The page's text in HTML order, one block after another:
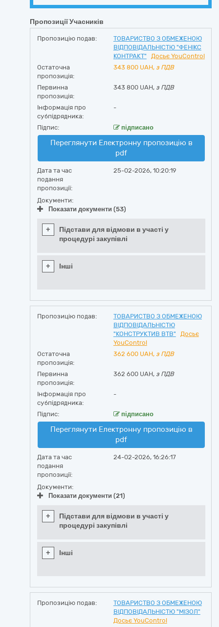
Пропозиції Учасників
Пропозицію подав:
ТОВАРИСТВО З ОБМЕЖЕНОЮ
ВІДПОВІДАЛЬНІСТЮ "ФЕНІКС
КОНТРАКТ"
Досьє YouControl
Остаточна
пропозиція:
343 800 UAH, з ПДВ
Первинна
пропозиція:
343 800 UAH, з ПДВ
Інформація про
субпідрядника:
-
Підпис: підписано
Переглянути Електронну пропозицію в
pdf
Дата та час
подання
пропозиції:
25-02-2026, 10:20:19
Документи:
Показати документи (53)
+
Підстави для відмови в участі у
процедурі закупівлі
+ Інші
Пропозицію подав:
ТОВАРИСТВО З ОБМЕЖЕНОЮ
ВІДПОВІДАЛЬНІСТЮ
"КОНСТРУКТИВ ВТВ"
Досьє
YouControl
Остаточна
пропозиція:
362 600 UAH, з ПДВ
Первинна
пропозиція:
362 600 UAH, з ПДВ
Інформація про
субпідрядника:
-
Підпис: підписано
Переглянути Електронну пропозицію в
pdf
Дата та час
подання
пропозиції:
24-02-2026, 16:26:17
Документи:
Показати документи (21)
+
Підстави для відмови в участі у
процедурі закупівлі
+ Інші
Пропозицію подав:
ТОВАРИСТВО З ОБМЕЖЕНОЮ
ВІДПОВІДАЛЬНІСТЮ "МІЗОЛ"
Досьє YouControl